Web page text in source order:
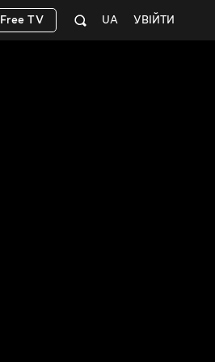
УВІЙТИ
UA
Free TV